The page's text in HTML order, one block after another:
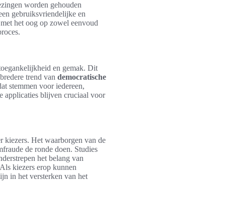
worden gehouden
gebruiksvriendelijke en
het oog op zowel eenvoud
en gemak. Dit
trend van democratische
stemmen voor iedereen,
applicaties blijven cruciaal voor
kiezers. Het waarborgen van de
de ronde doen. Studies
het belang van
kiezers erop kunnen
in het versterken van het